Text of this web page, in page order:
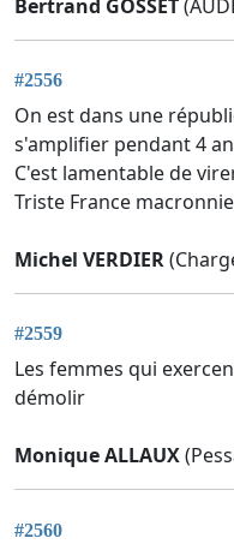
Bertrand GOSSET
#2556
On est dans une
s'amplifier pendant 4
C'est lamentable de
Triste France
Michel VERDIER
#2559
Les femmes qui
démolir
Monique ALLAUX
#2560